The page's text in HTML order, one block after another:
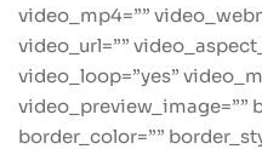
video_mp4=””
video_url=””
video_loop=”yes”
video_preview_image=””
border_color=””